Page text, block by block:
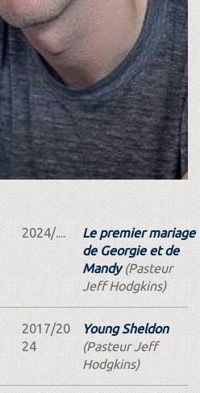
2024/....
Le premier mariage
de Georgie et de
Mandy(Pasteur
Jeff Hodgkins)
2017/20
24
Young Sheldon
(Pasteur Jeff
Hodgkins)